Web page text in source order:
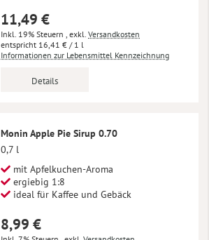
11,49 €
Inkl. 19% Steuern , exkl. Versandkosten
16,41 € / 1 l
Informationen zur Lebensmittel Kennzeichnung
Details
Monin Apple Pie Sirup 0.70
0,7 l
mit Apfelkuchen-Aroma
ergiebig 1:8
ideal für Kaffee und Gebäck
8,99 €